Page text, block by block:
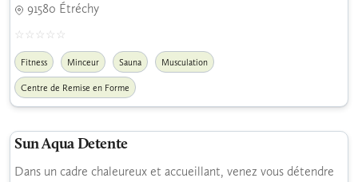
91580 Étréchy
Fitness Minceur Sauna Musculation
Centre de Remise en Forme
Sun Aqua Detente
Dans un cadre chaleureux et accueillant, venez vous détendre